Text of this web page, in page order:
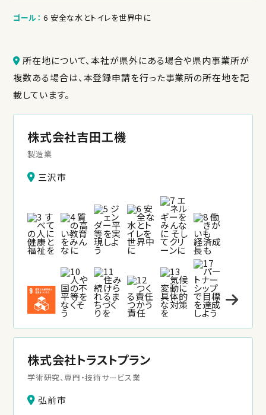
ゴール： 6 安全な水とトイレを世界中に
所在地について、本社が県外にある場合や県内事業所が
複数ある場合は、本登録申請を行った事業所の所在地を記
載しています。
株式会社吉田工機
製造業
三沢市
株式会社トラストプラン
学術研究、専門・技術サービス業
弘前市